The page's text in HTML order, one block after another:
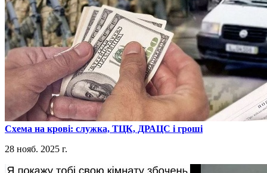
​Схема на крові: служка, ТЦК, ДРАЦС і гроші
28 нояб. 2025 г.